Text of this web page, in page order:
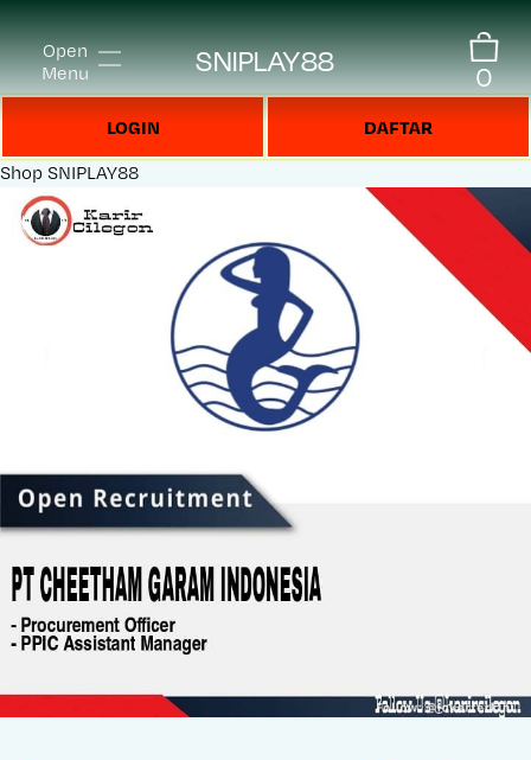
Open
Menu
SNIPLAY88 0
LOGIN DAFTAR
Shop SNIPLAY88